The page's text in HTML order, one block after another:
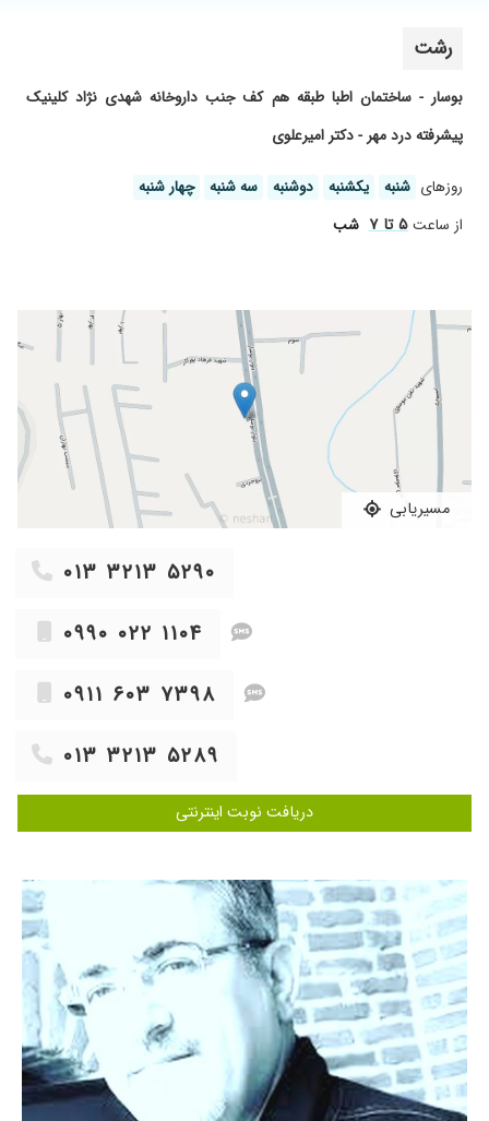
خوب بود ۱۴۰۴/۰۸/۱۰
کمر درد داشتم عالی بودن ایشون
هستیم تا حالا که یک تزریق داشتیم و خیلی خوب
رشت
بوسار - ساختمان اطبا طبقه هم کف جنب داروخانه شهدی نژاد کلینیک
پیشرفته درد مهر - دکتر امیرعلوی
روز‌های شنبه یکشنبه دوشنبه سه شنبه
چهار شنبه
از ساعت۵ تا ۷ شب
مسیریابی
۰۱۳ ۳۲۱۳ ۵۲۹۰
۰۹۹۰ ۰۲۲ ۱۱۰۴
۰۹۱۱ ۶۰۳ ۷۳۹۸
۰۱۳ ۳۲۱۳ ۵۲۸۹
دریافت نوبت اینترنتی